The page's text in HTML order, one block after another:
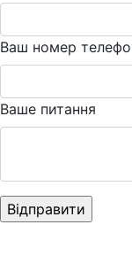
Ваш номер
Ваше питання